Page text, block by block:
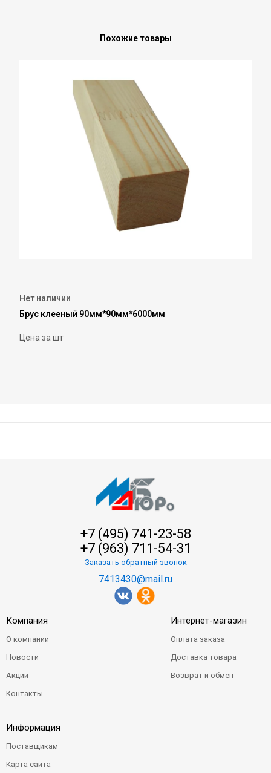
Похожие товары
Нет наличии
Брус клееный 90мм*90мм*6000мм
Цена за шт
+7 (495) 741-23-58
+7 (963) 711-54-31
Заказать обратный звонок
7413430@mail.ru
Компания
О компании
Новости
Акции
Контакты
Интернет-магазин
Оплата заказа
Доставка товара
Возврат и обмен
Информация
Поставщикам
Карта сайта